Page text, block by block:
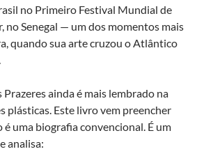
no Primeiro Festival Mundial de
no Senegal — um dos momentos mais
quando sua arte cruzou o Atlântico
ainda é mais lembrado na
plásticas. Este livro vem preencher
é uma biografia convencional. É um
analisa: